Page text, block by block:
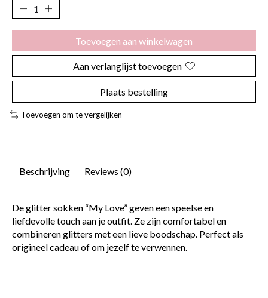
Toevoegen aan winkelwagen
Aan verlanglijst toevoegen
Plaats bestelling
Toevoegen om te vergelijken
Beschrijving Reviews (0)
De glitter sokken “My Love” geven een speelse en
liefdevolle touch aan je outfit. Ze zijn comfortabel en
combineren glitters met een lieve boodschap. Perfect als
origineel cadeau of om jezelf te verwennen.